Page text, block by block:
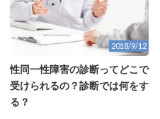
2018/9/12
性同一性障害の診断ってどこで
受けられるの？診断では何をす
る？